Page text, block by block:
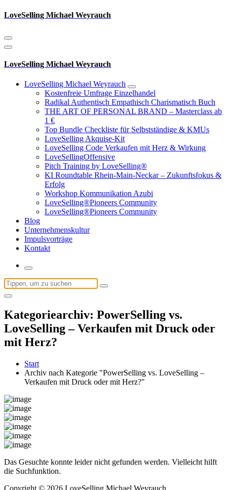
Zum
LoveSelling Michael Weyrauch
LoveSelling Michael Weyrauch
LoveSelling Michael Weyrauch
Kostenfreie Umfrage Einzelhandel
Radikal Authentisch Empathisch Charismatisch Buch
THE ART OF PERSONAL BRAND – Masterclass ab
1 €
Top Bundle Checkliste für Selbstständige & KMUs
LoveSelling Akquise-Kit
LoveSelling Code Verkaufen mit Herz & Wirkung
LoveSellingOffensive
Pitch Training by LoveSelling®
KI Roundtable Rhein‑Main‑Neckar – Zukunftsfokus &
Erfolg
Workshop Kommunikation Azubi
LoveSelling®Pioneers Community
LoveSelling®Pioneers Community
Blog
Unternehmenskultur
Impulsvorträge
Kontakt
Suchen
nach:
Kategoriearchiv: PowerSelling vs.
LoveSelling – Verkaufen mit Druck oder
mit Herz?
Start
Archiv nach Kategorie "PowerSelling vs. LoveSelling –
Verkaufen mit Druck oder mit Herz?"
Das Gesuchte konnte leider nicht gefunden werden. Vielleicht hilft
die Suchfunktion.
Copyright © 2026 LoveSelling Michael Weyrauch